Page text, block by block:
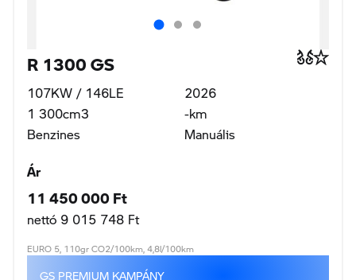
R 1300 GS
107KW / 146LE
1 300cm3
Benzines
2026
-km
Manuális
Ár
11 450 000 Ft
nettó 9 015 748 Ft
EURO 5, 110gr CO2/100km, 4,8l/100km
GS PREMIUM KAMPÁNY